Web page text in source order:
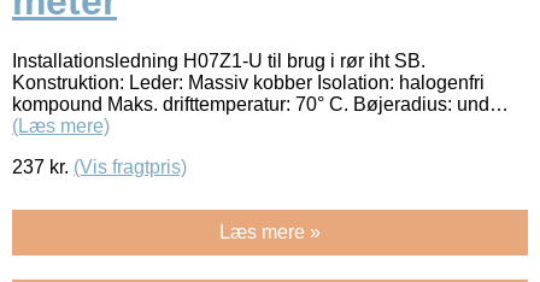
Installationsledning H07Z1-U til brug i rør iht SB.
Konstruktion: Leder: Massiv kobber Isolation: halogenfri
kompound Maks. drifttemperatur: 70° C. Bøjeradius: und…
(Læs mere)
237 kr. (Vis fragtpris)
Læs mere »